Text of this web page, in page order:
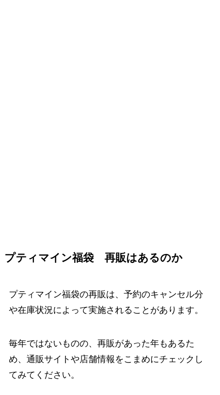
プティマイン福袋 再販はあるのか
プティマイン福袋の再販は、予約のキャンセル分
や在庫状況によって実施されることがあります。
毎年ではないものの、再販があった年もあるた
め、通販サイトや店舗情報をこまめにチェックし
てみてください。